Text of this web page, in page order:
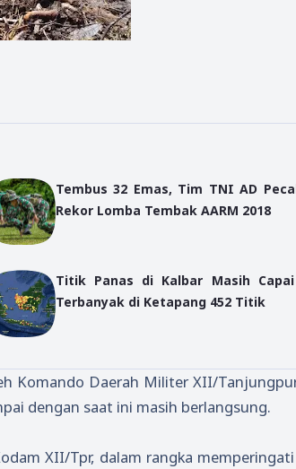
Tembus 32 Emas, Tim TNI AD
Rekor Lomba Tembak AARM 2018
Titik Panas di Kalbar Masih Capai
Terbanyak di Ketapang 452 Titik
Komando Daerah Militer XII/
dengan saat ini masih berlangsung.
XII/Tpr, dalam rangka